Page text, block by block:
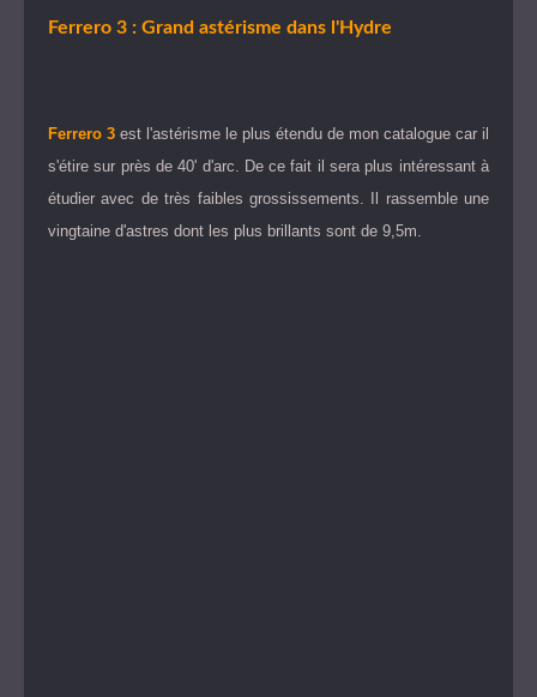
Ferrero 3 : Grand astérisme dans l'Hydre
Ferrero 3 est l'astérisme le plus étendu de mon catalogue car il
s'étire sur près de 40' d'arc. De ce fait il sera plus intéressant à
étudier avec de très faibles grossissements. Il rassemble une
vingtaine d'astres dont les plus brillants sont de 9,5m.